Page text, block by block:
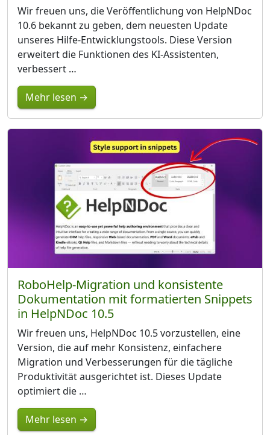
Wir freuen uns, die Veröffentlichung von HelpNDoc
10.6 bekannt zu geben, dem neuesten Update
unseres Hilfe-Entwicklungstools. Diese Version
erweitert die Funktionen des KI-Assistenten,
verbessert …
Mehr lesen →
RoboHelp-Migration und konsistente
Dokumentation mit formatierten Snippets
in HelpNDoc 10.5
Wir freuen uns, HelpNDoc 10.5 vorzustellen, eine
Version, die auf mehr Konsistenz, einfachere
Migration und Verbesserungen für die tägliche
Produktivität ausgerichtet ist. Dieses Update
optimiert die …
Mehr lesen →